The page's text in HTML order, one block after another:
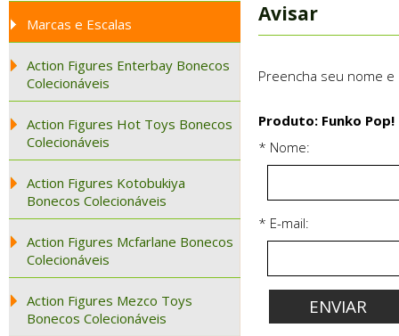
Marcas e Escalas
Action Figures Enterbay Bonecos
Colecionáveis
Action Figures Hot Toys Bonecos
Colecionáveis
Action Figures Kotobukiya
Bonecos Colecionáveis
Action Figures Mcfarlane Bonecos
Colecionáveis
Action Figures Mezco Toys
Bonecos Colecionáveis
Avisar
Preencha seu nome
Produto: Funko
* Nome:
* E-mail: